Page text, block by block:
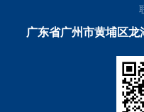
广东省广州市黄埔区